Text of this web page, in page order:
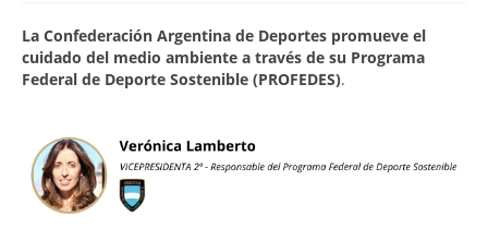
UNIVERSO CAD
CAD MEDIA
CAD FEDERAL
La Confederación Argentina de Deportes promueve el
cuidado del medio ambiente a través de su Programa
Federal de Deporte Sostenible (PROFEDES).